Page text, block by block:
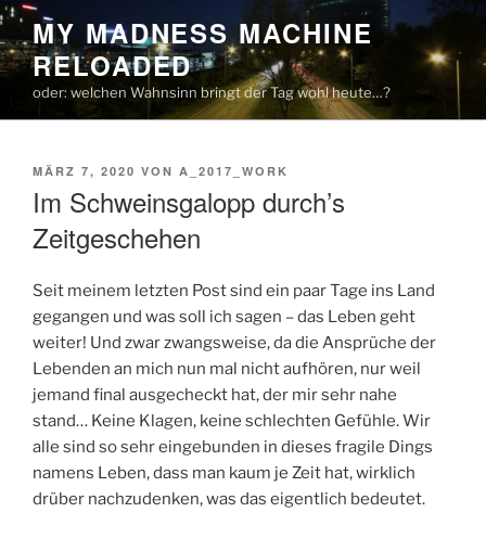
Zum
Inhalt
springen
MY MADNESS MACHINE
RELOADED
oder: welchen Wahnsinn bringt der Tag wohl heute…?
VERÖFFENTLICHT
MÄRZ 7, 2020 VON A_2017_WORK
Im Schweinsgalopp durch’s
Zeitgeschehen
Seit meinem letzten Post sind ein paar Tage ins Land
gegangen und was soll ich sagen – das Leben geht
weiter! Und zwar zwangsweise, da die Ansprüche der
Lebenden an mich nun mal nicht aufhören, nur weil
jemand final ausgecheckt hat, der mir sehr nahe
stand… Keine Klagen, keine schlechten Gefühle. Wir
alle sind so sehr eingebunden in dieses fragile Dings
namens Leben, dass man kaum je Zeit hat, wirklich
drüber nachzudenken, was das eigentlich bedeutet.